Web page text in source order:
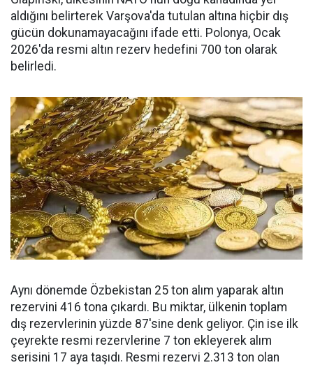
aldığını belirterek Varşova'da tutulan altına hiçbir dış
gücün dokunamayacağını ifade etti. Polonya, Ocak
2026'da resmi altın rezerv hedefini 700 ton olarak
belirledi.
Aynı dönemde Özbekistan 25 ton alım yaparak altın
rezervini 416 tona çıkardı. Bu miktar, ülkenin toplam
dış rezervlerinin yüzde 87'sine denk geliyor. Çin ise ilk
çeyrekte resmi rezervlerine 7 ton ekleyerek alım
serisini 17 aya taşıdı. Resmi rezervi 2.313 ton olan